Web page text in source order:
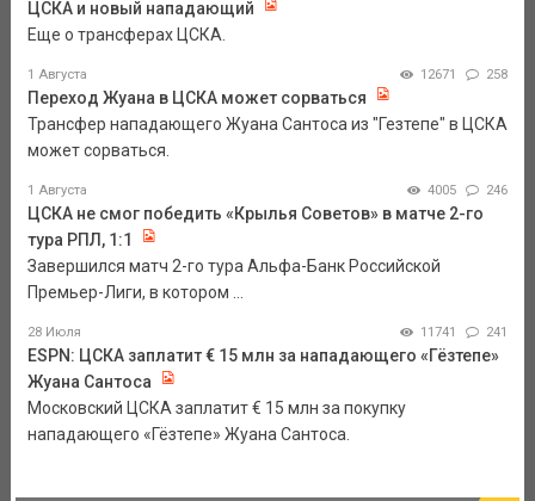
ЦСКА и новый нападающий
Еще о трансферах ЦСКА.
1 Августа 12671 258
Переход Жуана в ЦСКА может сорваться
Трансфер нападающего Жуана Сантоса из "Гезтепе" в ЦСКА
может сорваться.
1 Августа 4005 246
ЦСКА не смог победить «Крылья Советов» в матче 2-го
тура РПЛ, 1:1
Завершился матч 2-го тура Альфа-Банк Российской
Премьер-Лиги, в котором ...
28 Июля 11741 241
ESPN: ЦСКА заплатит € 15 млн за нападающего «Гёзтепе»
Жуана Сантоса
Московский ЦСКА заплатит € 15 млн за покупку
нападающего «Гёзтепе» Жуана Сантоса.